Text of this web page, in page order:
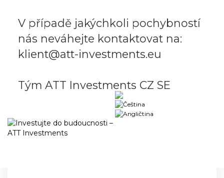
V případě jakýchkoli pochybností
nás neváhejte kontaktovat na:
klient@att-investments.eu
Tým ATT Investments CZ SE